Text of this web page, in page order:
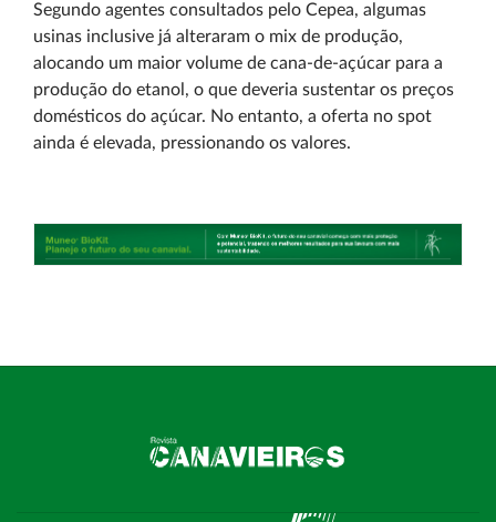
Segundo agentes consultados pelo Cepea, algumas
usinas inclusive já alteraram o mix de produção,
alocando um maior volume de cana-de-açúcar para a
produção do etanol, o que deveria sustentar os preços
domésticos do açúcar. No entanto, a oferta no spot
ainda é elevada, pressionando os valores.